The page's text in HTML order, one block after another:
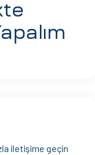
iletişime geçin